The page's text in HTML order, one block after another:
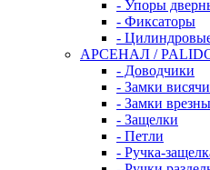
- Упоры
- Фиксаторы
-
АРСЕНАЛ /
- Доводчики
- Замки
- Замки
- Защелки
- Петли
- Ручка-